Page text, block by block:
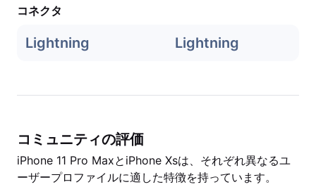
コネクタ
Lightning Lightning
コミュニティの評価
iPhone 11 Pro MaxとiPhone Xsは、それぞれ異なるユ
ーザープロファイルに適した特徴を持っています。